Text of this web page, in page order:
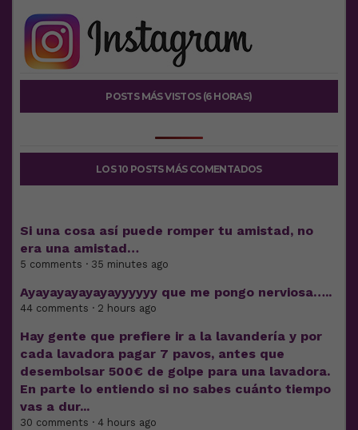
POSTS MÁS VISTOS (6 HORAS)
LOS 10 POSTS MÁS COMENTADOS
Si una cosa así puede romper tu amistad, no
era una amistad…
5 comments · 35 minutes ago
Ayayayayayayayyyyyy que me pongo nerviosa…..
44 comments · 2 hours ago
Hay gente que prefiere ir a la lavandería y por
cada lavadora pagar 7 pavos, antes que
desembolsar 500€ de golpe para una lavadora.
En parte lo entiendo si no sabes cuánto tiempo
vas a dur...
30 comments · 4 hours ago